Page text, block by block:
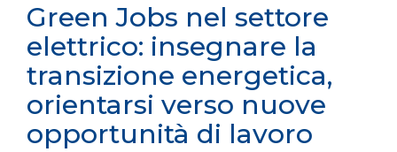
Green Jobs nel settore
elettrico: insegnare la
transizione energetica,
orientarsi verso nuove
opportunità di lavoro